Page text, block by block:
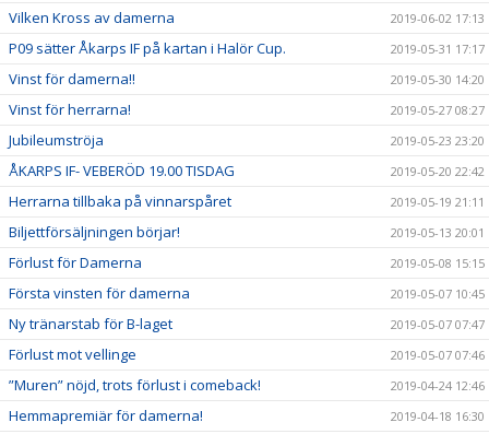
Vilken Kross av damerna 2019-06-02 17:13
P09 sätter Åkarps IF på kartan i Halör Cup. 2019-05-31 17:17
Vinst för damerna!! 2019-05-30 14:20
Vinst för herrarna! 2019-05-27 08:27
Jubileumströja 2019-05-23 23:20
ÅKARPS IF- VEBERÖD 19.00 TISDAG 2019-05-20 22:42
Herrarna tillbaka på vinnarspåret 2019-05-19 21:11
Biljettförsäljningen börjar! 2019-05-13 20:01
Förlust för Damerna 2019-05-08 15:15
Första vinsten för damerna 2019-05-07 10:45
Ny tränarstab för B-laget 2019-05-07 07:47
Förlust mot vellinge 2019-05-07 07:46
”Muren” nöjd, trots förlust i comeback! 2019-04-24 12:46
Hemmapremiär för damerna! 2019-04-18 16:30